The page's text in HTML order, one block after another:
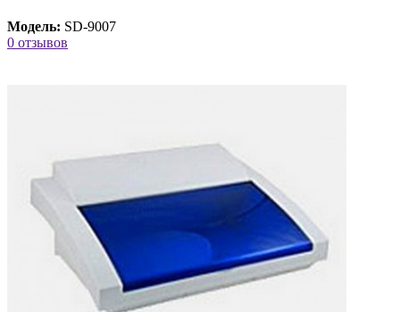
Модель: SD-9007
0 отзывов